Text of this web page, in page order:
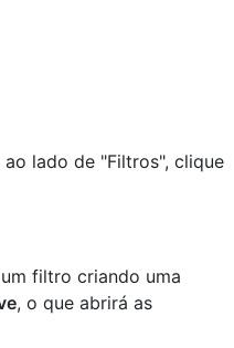
lado de "Filtros", clique
filtro criando uma
, o que abrirá as